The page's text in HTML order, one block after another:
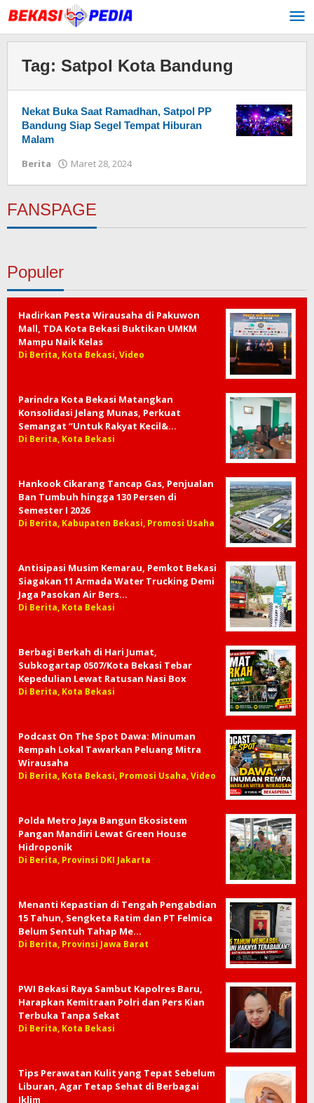
Lewati
ke
konten
Tag: Satpol Kota Bandung
Nekat Buka Saat Ramadhan, Satpol PP
Bandung Siap Segel Tempat Hiburan
Malam
Berita Maret 28, 2024
FANSPAGE
Populer
Hadirkan Pesta Wirausaha di Pakuwon
Mall, TDA Kota Bekasi Buktikan UMKM
Mampu Naik Kelas
Di Berita, Kota Bekasi, Video
Parindra Kota Bekasi Matangkan
Konsolidasi Jelang Munas, Perkuat
Semangat “Untuk Rakyat Kecil&…
Di Berita, Kota Bekasi
Hankook Cikarang Tancap Gas, Penjualan
Ban Tumbuh hingga 130 Persen di
Semester I 2026
Di Berita, Kabupaten Bekasi, Promosi Usaha
Antisipasi Musim Kemarau, Pemkot Bekasi
Siagakan 11 Armada Water Trucking Demi
Jaga Pasokan Air Bers…
Di Berita, Kota Bekasi
Berbagi Berkah di Hari Jumat,
Subkogartap 0507/Kota Bekasi Tebar
Kepedulian Lewat Ratusan Nasi Box
Di Berita, Kota Bekasi
Podcast On The Spot Dawa: Minuman
Rempah Lokal Tawarkan Peluang Mitra
Wirausaha
Di Berita, Kota Bekasi, Promosi Usaha, Video
Polda Metro Jaya Bangun Ekosistem
Pangan Mandiri Lewat Green House
Hidroponik
Di Berita, Provinsi DKI Jakarta
Menanti Kepastian di Tengah Pengabdian
15 Tahun, Sengketa Ratim dan PT Felmica
Belum Sentuh Tahap Me…
Di Berita, Provinsi Jawa Barat
PWI Bekasi Raya Sambut Kapolres Baru,
Harapkan Kemitraan Polri dan Pers Kian
Terbuka Tanpa Sekat
Di Berita, Kota Bekasi
Tips Perawatan Kulit yang Tepat Sebelum
Liburan, Agar Tetap Sehat di Berbagai
Iklim